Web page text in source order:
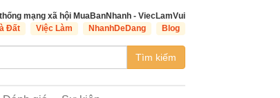
mạng xã hội MuaBanNhanh - ViecLamVui
Đất Việc Làm NhanhDeDang Blog
Tìm kiếm